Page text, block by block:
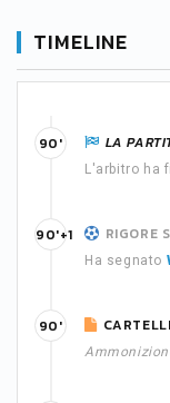
TIMELINE
LA
L'arbitro ha
90'
RIGORE
Ha segnato
90'+1
90'